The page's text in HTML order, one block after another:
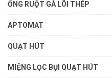
ỐNG RUỘT GÀ LÕI THÉP
APTOMAT
QUẠT HÚT
MIỆNG LỌC BỤI QUẠT HÚT